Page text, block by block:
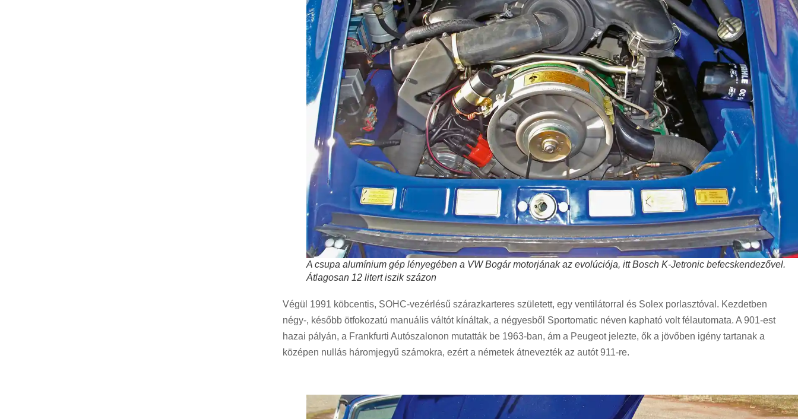
A csupa alumínium gép lényegében a VW Bogár motorjának az evolúciója, itt Bosch K-Jetronic befecskendezővel.
Átlagosan 12 litert iszik százon
Végül 1991 köbcentis, SOHC-vezérlésű szárazkarteres született, egy ventilátorral és Solex porlasztóval. Kezdetben
négy-, később ötfokozatú manuális váltót kínáltak, a négyesből Sportomatic néven kapható volt félauto­mata. A 901-est
hazai pályán, a Frankfurti Autószalonon mutatták be 1963-ban, ám a Peugeot jelezte, ők a jövőben igény tartanak a
középen nullás háromjegyű számokra, ezért a németek átnevezték az autót 911-re.